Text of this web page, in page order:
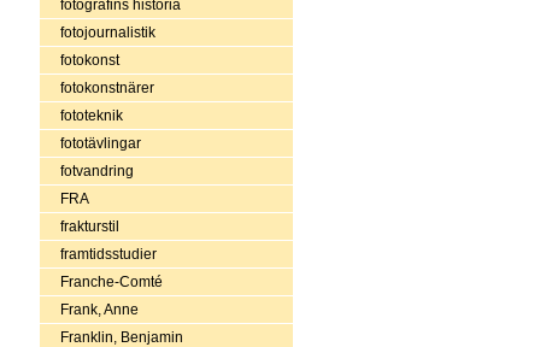
fotografins historia
fotojournalistik
fotokonst
fotokonstnärer
fototeknik
fototävlingar
fotvandring
FRA
frakturstil
framtidsstudier
Franche-Comté
Frank, Anne
Franklin, Benjamin